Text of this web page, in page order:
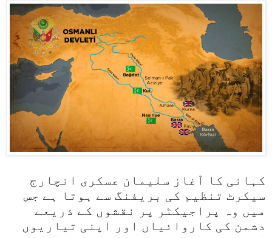
کہانی کا آغاز سلیمان عسکری انچارج
سیکرٹ تنظیم کی بریفنگ سے ہوتا ہے جس
میں وہ پراجیکٹر پر نقشوں کے ذریعے
دشمن کی کاروائیاں اور اپنی تیاریوں